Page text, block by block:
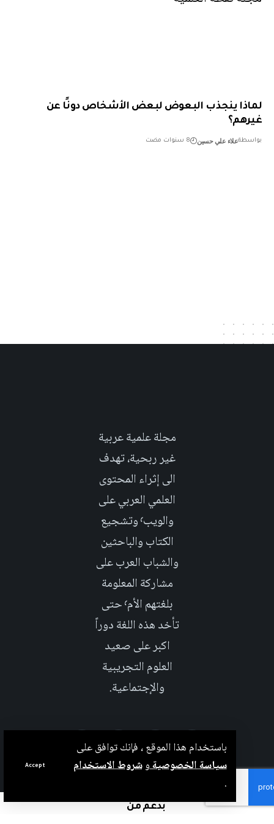
باستخدام هذا الموقع ، فإنك توافق على
سياسة الخصوصيةوشروط الاستخدام
ينجذب البعوض لبعض الأشخاص دونًا عن
علاء علي حسين 8 سنوات مضت
مجلة علمية عربية
غير ربحية، تهدف
الى إثراء المحتوى
العلمي العربي على
والويب٬ وتشجيع
الكتاب والباحثين
والشباب العرب على
مشاركة المعلومة
بلغتهم الأم٬ حتى
تأخد هذه اللغة دوراً
اكبر على صعيد
العلوم التجريبية
والإجتماعية.
بدعم من